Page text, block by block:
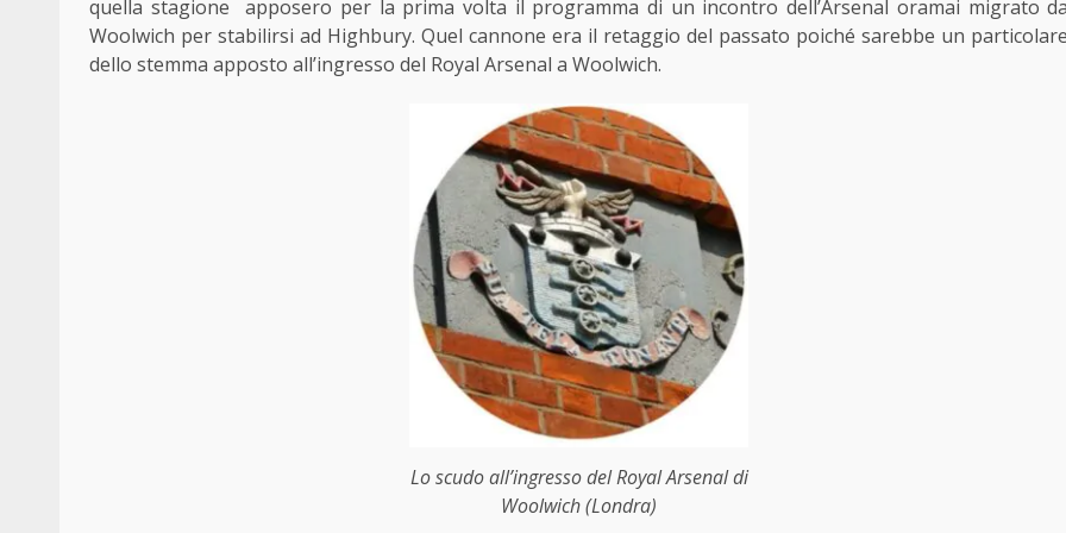
quella stagione apposero per la prima volta il programma di un incontro dell’Arsenal oramai migrato
Woolwich per stabilirsi ad Highbury. Quel cannone era il retaggio del passato poiché sarebbe un
dello stemma apposto all’ingresso del Royal Arsenal a Woolwich.
Lo scudo all’ingresso del Royal Arsenal di
Woolwich (Londra)